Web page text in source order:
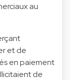
au
et de
en paiement
de